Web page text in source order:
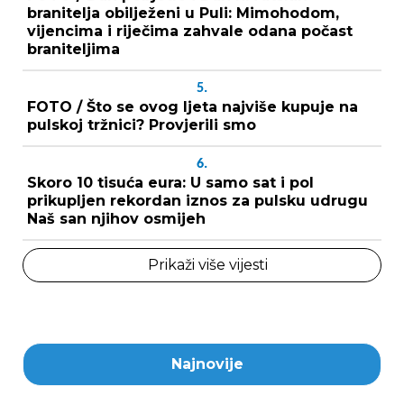
branitelja obilježeni u Puli: Mimohodom,
vijencima i riječima zahvale odana počast
braniteljima
5.
FOTO / Što se ovog ljeta najviše kupuje na
pulskoj tržnici? Provjerili smo
6.
Skoro 10 tisuća eura: U samo sat i pol
prikupljen rekordan iznos za pulsku udrugu
Naš san njihov osmijeh
Prikaži više vijesti
Najnovije